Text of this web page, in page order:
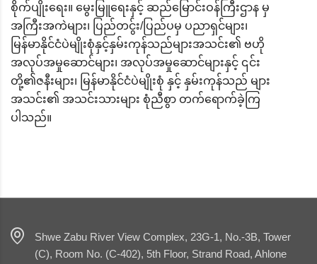
စိုက်ပျိုးရေး။ မွေးမြူရေးနှင့် ဆည်မြောင်းဝန်ကြီးဌာန မှ
အကြီးအကဲများ၊ ပြည်တငွ်း/ပြည်ပမှ ပညာရှင်များ၊
မြန်မာနိုင်ငံပဲမျိုးစုံနှင့်နှမ်းကုန်သည်များအသင်း၏ ဗဟို
အလုပ်အမှုဆောင်များ၊ အလုပ်အမှုဆောင်များနှင့် ၎င်း
တို့၏ဇနီးများ၊ မြန်မာနိုင်ငံပဲမျိုးစုံ နှင့် နှမ်းကုန်သည် များ
အသင်း၏ အသင်းသားများ စုံညီစွာ တက်ရောက်ခဲ့ကြ
ပါသည်။
Shwe Zabu River View Complex, 23G-1, No.-3B, Tower
(C), Room No. (C-402), 5th Floor, Strand Road, Ahlone